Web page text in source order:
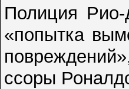
Полиция Рио-
«попытка
ссоры